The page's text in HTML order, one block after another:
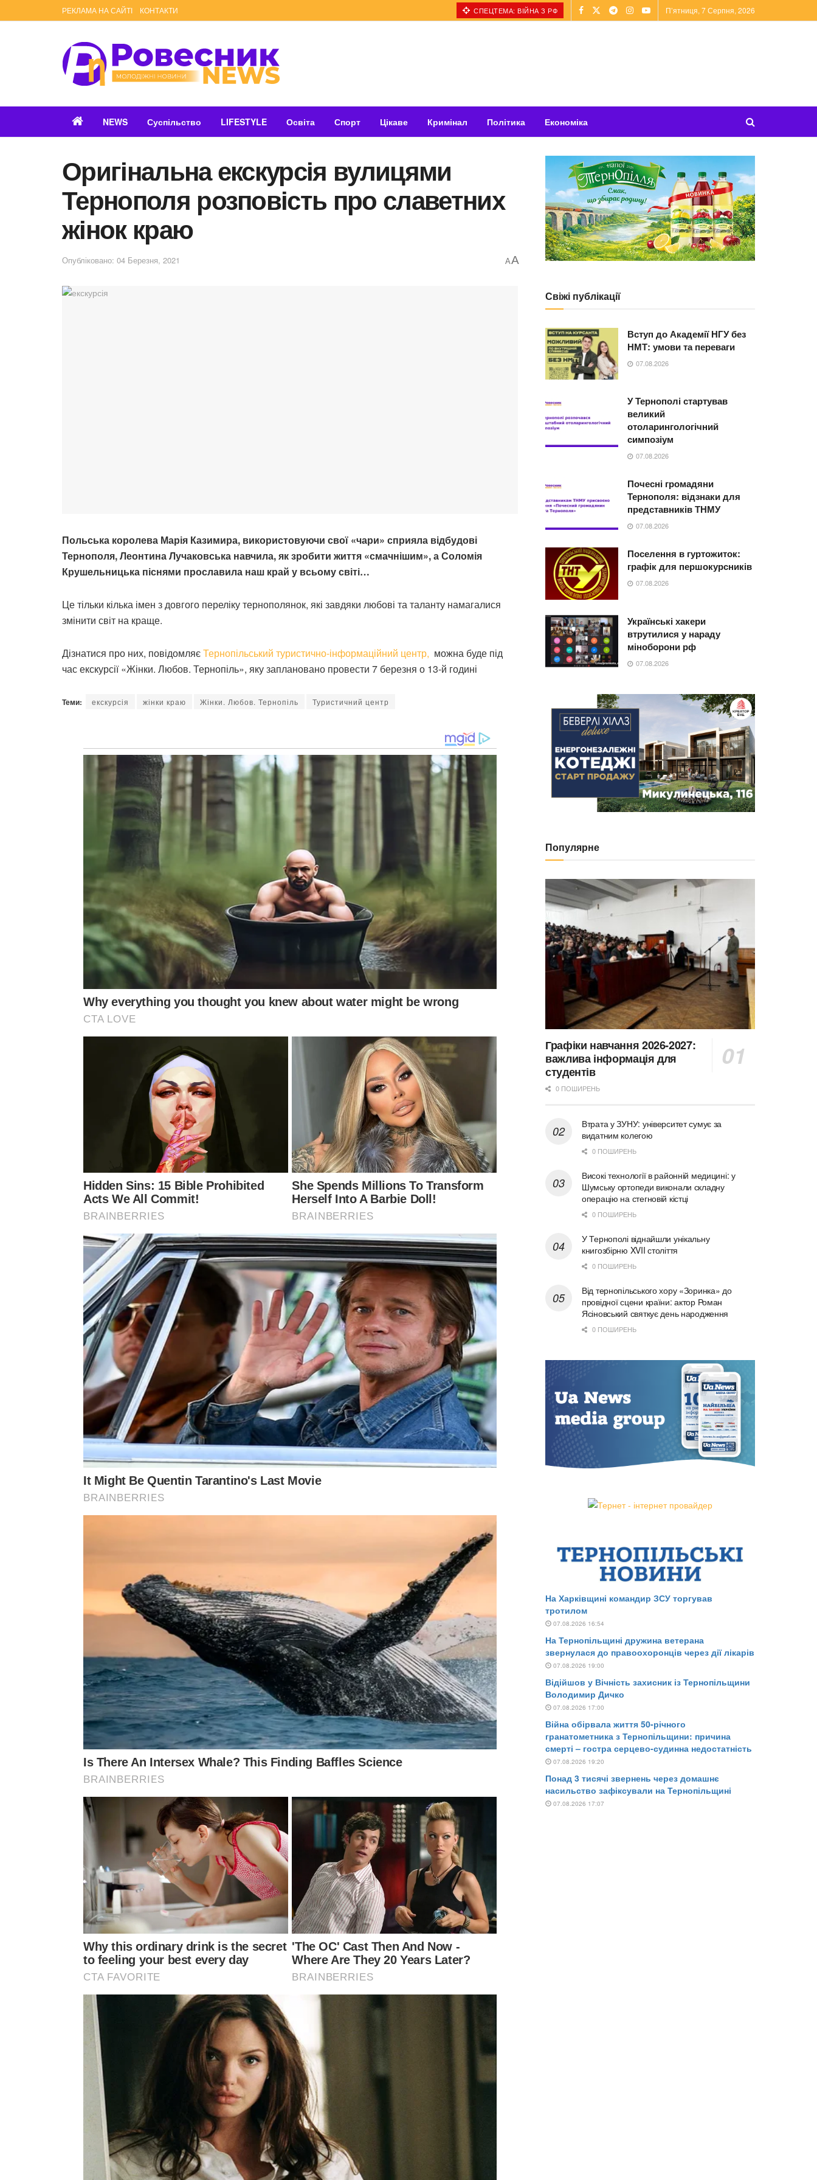
РЕКЛАМА НА САЙТІ КОНТАКТИ СПЕЦТЕМА: ВІЙНА З РФ П’ятниця, 7 Серпня, 2026
NEWS Суспільство LIFESTYLE Освіта Спорт Цікаве Кримінал Політика Економіка
Оригінальна екскурсія вулицями
Тернополя розповість про славетних
жінок краю
Опубліковано: 04 Березня, 2021 AA
Польська королева Марія Казимира, використовуючи свої «чари» сприяла відбудові
Тернополя, Леонтина Лучаковська навчила,як зробити життя «смачнішим», а Соломія
Крушельницька піснями прославила наш край у всьому світі…
Це тільки кілька імен з довгого переліку тернополянок, які завдяки любові та таланту намагалися
змінити світ на краще.
Дізнатися про них, повідомляєТернопільський туристично-інформаційний центр, можна буде під
час екскурсії «Жінки. Любов. Тернопіль», яку заплановано провести 7 березня о 13-й годині
Теми: екскурсія жінки краю Жінки. Любов. Тернопіль Туристичний центр
Свіжі публікації
Вступ до Академії НГУ без
НМТ: умови та переваги
07.08.2026
У Тернополі стартував
великий
отоларингологічний
симпозіум
07.08.2026
Почесні громадяни
Тернополя: відзнаки для
представників ТНМУ
07.08.2026
Поселення в гуртожиток:
графік для першокурсників
07.08.2026
Українські хакери
втрутилися у нараду
міноборони рф
07.08.2026
Популярне
Графіки навчання 2026-2027:
важлива інформація для
студентів
0 ПОШИРЕНЬ
Втрата у ЗУНУ: університет сумує за
видатним колегою
0 ПОШИРЕНЬ
Високі технології в районній медицині: у
Шумську ортопеди виконали складну
операцію на стегновій кістці
0 ПОШИРЕНЬ
У Тернополі віднайшли унікальну
книгозбірню XVII століття
0 ПОШИРЕНЬ
Від тернопільського хору «Зоринка» до
провідної сцени країни: актор Роман
Ясіновський святкує день народження
0 ПОШИРЕНЬ